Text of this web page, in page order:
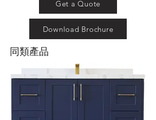
Get a Quote
Download Brochure
同類產品